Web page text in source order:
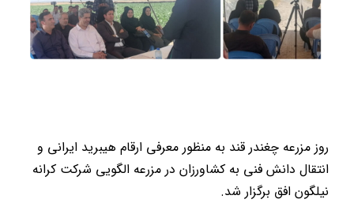
روز مزرعه چغندر قند به منظور معرفی ارقام هیبرید ایرانی و
انتقال دانش فنی به کشاورزان در مزرعه الگویی شرکت کرانه
نیلگون افق برگزار شد.